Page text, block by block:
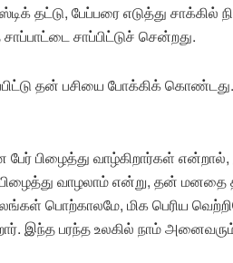
பேப்பரை எடுத்து சாக்கில்
சாப்பிட்டுச் சென்றது.
தன் பசியை போக்கிக்
பிழைத்து வாழ்கிறார்கள் என்றால்,
வாழலாம் என்று, தன் மனதை
பொற்காலமே, மிக பெரிய
பரந்த உலகில் நாம்